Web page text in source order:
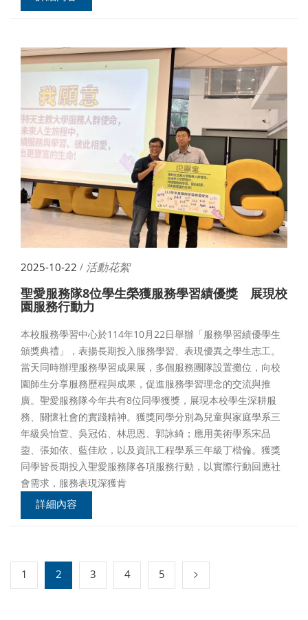
2025-10-22 / 活動花絮
聖愛服務隊8位學生榮獲服務學習績優獎 展現校
園服務行動力
本校服務學習中心於114年10月22日舉辦「服務學習績優學生
頒獎典禮」，表揚長期投入服務學習、表現優異之學生志工。
當天同時辦理服務學習成果展，多個服務團隊設置攤位，向校
園師生分享服務歷程與成果，促進服務學習理念的交流與推
廣。聖愛服務隊今年共有8位同學獲獎，展現本校學生深耕服
務、關懷社會的實踐精神。獲獎同學分別為兒童與家庭學系三
年級吳怡萱、吳冠佑、林思恩、郭詠綺；應用美術學系宋品
鋆、張如依、藍佳欣，以及資訊工程學系三年級丁楷倫。獲獎
同學皆長期投入聖愛服務隊各項服務行動，以實際行動回應社
會需求，服務表現深獲肯
詳細內容
1 2 3 4 5